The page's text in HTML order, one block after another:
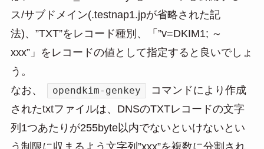
ス/サブドメイン(.testnap1.jpが省略された記
法)、”TXT”をレコード種別、「”v=DKIM1; ～
xxx”」をレコードの値として指定すると良いでしょ
う。
なお、
opendkim-genkey
コマンドにより作成
されたtxtファイルは、DNSのTXTレコードの文字
列1つあたりが255byte以内でないといけないとい
う制限に収まるよう文字列”xxx”を複数に分割され